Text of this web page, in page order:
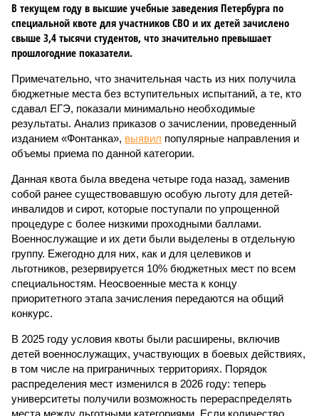
В текущем году в высшие учебные заведения Петербурга по
специальной квоте для участников СВО и их детей зачислено
свыше 3,4 тысячи студентов, что значительно превышает
прошлогодние показатели.
Примечательно, что значительная часть из них получила
бюджетные места без вступительных испытаний, а те, кто
сдавал ЕГЭ, показали минимально необходимые
результаты. Анализ приказов о зачислении, проведенный
изданием «Фонтанка», выявил популярные направления и
объемы приема по данной категории.
Данная квота была введена четыре года назад, заменив
собой ранее существовавшую особую льготу для детей-
инвалидов и сирот, которые поступали по упрощенной
процедуре с более низкими проходными баллами.
Военнослужащие и их дети были выделены в отдельную
группу. Ежегодно для них, как и для целевиков и
льготников, резервируется 10% бюджетных мест по всем
специальностям. Неосвоенные места к концу
приоритетного этапа зачисления передаются на общий
конкурс.
В 2025 году условия квоты были расширены, включив
детей военнослужащих, участвующих в боевых действиях,
в том числе на приграничных территориях. Порядок
распределения мест изменился в 2026 году: теперь
университеты получили возможность перераспределять
места между льготными категориями. Если количество